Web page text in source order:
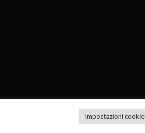
Impostazioni cookie